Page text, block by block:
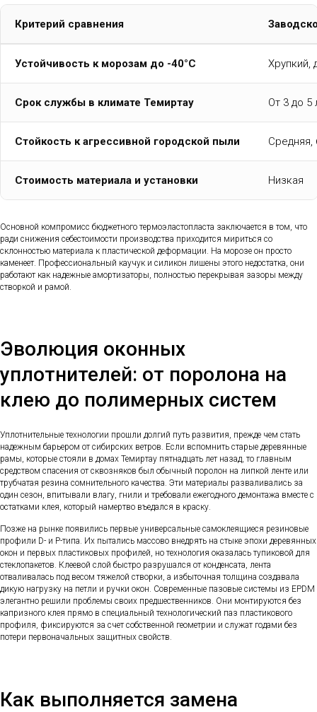
Критерий сравнения
Устойчивость к морозам до -40°C Хрупкий,
Срок службы в климате Темиртау От 3 до 5
Стойкость к агрессивной городской пыли
Стоимость материала и установки Низкая
Основной компромисс бюджетного термоэластопласта заключается в том, что
ради снижения себестоимости производства приходится мириться со
склонностью материала к пластической деформации. На морозе он просто
каменеет. Профессиональный каучук и силикон лишены этого недостатка, они
работают как надежные амортизаторы, полностью перекрывая зазоры между
створкой и рамой.
Эволюция оконных
уплотнителей: от поролона на
клею до полимерных систем
Уплотнительные технологии прошли долгий путь развития, прежде чем стать
надежным барьером от сибирских ветров. Если вспомнить старые деревянные
рамы, которые стояли в домах Темиртау пятнадцать лет назад, то главным
средством спасения от сквозняков был обычный поролон на липкой ленте или
трубчатая резина сомнительного качества. Эти материалы разваливались за
один сезон, впитывали влагу, гнили и требовали ежегодного демонтажа вместе с
остатками клея, который намертво въедался в краску.
Позже на рынке появились первые универсальные самоклеящиеся резиновые
профили D- и P-типа. Их пытались массово внедрять на стыке эпохи деревянных
окон и первых пластиковых профилей, но технология оказалась тупиковой для
стеклопакетов. Клеевой слой быстро разрушался от конденсата, лента
отваливалась под весом тяжелой створки, а избыточная толщина создавала
дикую нагрузку на петли и ручки окон. Современные пазовые системы из EPDM
элегантно решили проблемы своих предшественников. Они монтируются без
капризного клея прямо в специальный технологический паз пластикового
профиля, фиксируются за счет собственной геометрии и служат годами без
потери первоначальных защитных свойств.
Как выполняется замена